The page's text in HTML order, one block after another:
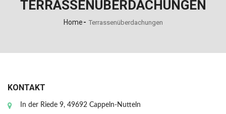
TERRASSENÜBERDACHUNGEN
Home Terrassenüberdachungen
KONTAKT
In der Riede 9, 49692 Cappeln-Nutteln